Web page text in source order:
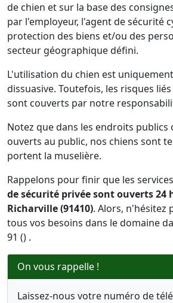
de chien et sur la base des
par l'employeur, l'agent de sécurité
protection des biens et/ou des
secteur géographique défini.
L'utilisation du chien est
dissuasive. Toutefois, les risques
sont couverts par notre
Notez que dans les endroits publics
ouverts au public, nos chiens sont
portent la muselière.
Rappelons pour finir que les
de sécurité privée sont ouverts 24
Richarville (91410). Alors, n'hésitez
tous vos besoins dans le domaine
91 () .
On vous rappelle !
Laissez-nous votre numéro de